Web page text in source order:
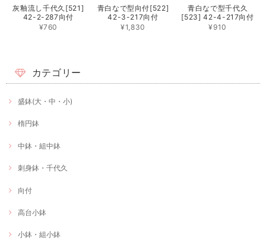
灰釉流し千代久[521]
42-2-287向付
¥760
青白なで型向付[522]
42-3-217向付
¥1,830
青白なで型千代久
[523] 42-4-217向付
¥910
カテゴリー
盛鉢(大・中・小)
楕円鉢
中鉢・組中鉢
刺身鉢・千代久
向付
高台小鉢
小鉢・組小鉢